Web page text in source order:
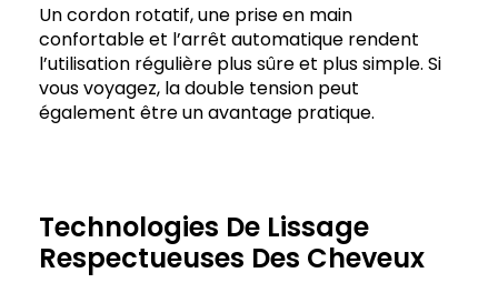
Un cordon rotatif, une prise en main
confortable et l’arrêt automatique rendent
l’utilisation régulière plus sûre et plus simple. Si
vous voyagez, la double tension peut
également être un avantage pratique.
Technologies De Lissage
Respectueuses Des Cheveux